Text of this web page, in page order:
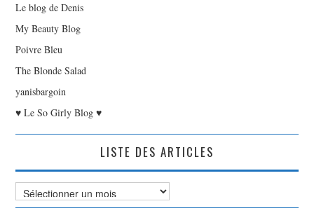
Le blog de Denis
My Beauty Blog
Poivre Bleu
The Blonde Salad
yanisbargoin
♥ Le So Girly Blog ♥
LISTE DES ARTICLES
Liste
des